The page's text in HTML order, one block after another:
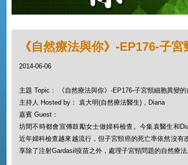
《自然療法與你》-EP176-子
2014-06-06
主題 Topic： 《自然療法與你》-EP176-子宮頸細胞異變
主持人 Hosted by： 袁大明(自然療法醫生)，Diana
嘉賓 Guest：
坊間不時都會宣傳鼓勵女士做婦科檢查。今集袁醫生和
近年婦科檢查越來越流行，但子宮頸癌的死亡率依然沒有
享除了注射Gardasil疫苗之外，處理子宮頸問題的自然療法